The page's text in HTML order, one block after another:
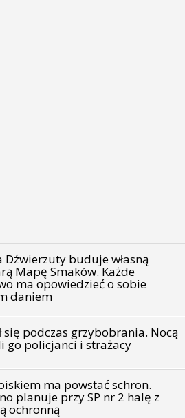
Dźwierzuty buduje własną
Mapę Smaków. Każde
ma opowiedzieć o sobie
daniem
się podczas grzybobrania. Nocą
go policjanci i strażacy
ma powstać schron.
planuje przy SP nr 2 halę z
ochronną